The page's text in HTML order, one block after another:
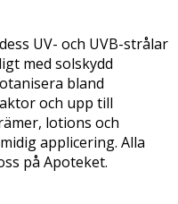
UV- och UVB-strålar
med solskydd
bland
och upp till
lotions och
applicering. Alla
på Apoteket.